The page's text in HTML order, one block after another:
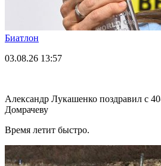
Биатлон
03.08.26 13:57
Александр Лукашенко поздравил с
Домрачеву
Время летит быстро.